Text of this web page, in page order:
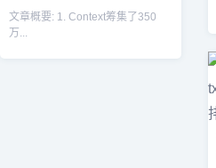
文章概要: 1. Context筹集了350
万...